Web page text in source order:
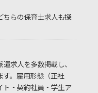
ちらの保育士求人も探
求人を多数掲載し、
す。雇用形態（正社
ト・契約社員・学生ア